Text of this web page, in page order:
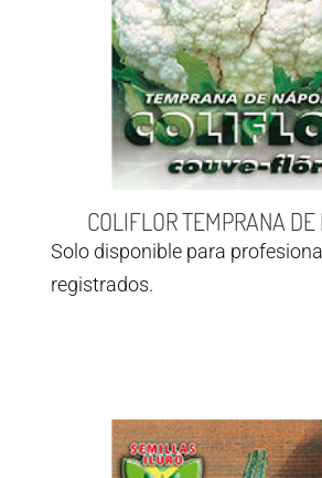
COLIFLOR TEMPRANA
Solo disponible para
registrados.